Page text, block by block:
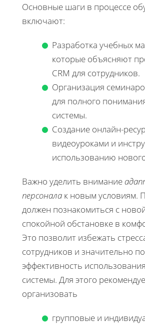
Основные шаги в процессе
включают:
Разработка учебных
которые объясняют
CRM для сотрудников.
Организация
для полного
системы.
Создание онлайн-
видеоуроками и
использованию
Важно уделить внимание
персонала к новым условиям.
должен познакомиться с
спокойной обстановке в
Это позволит избежать
сотрудников и значительно
эффективность
системы. Для этого
организовать
групповые и